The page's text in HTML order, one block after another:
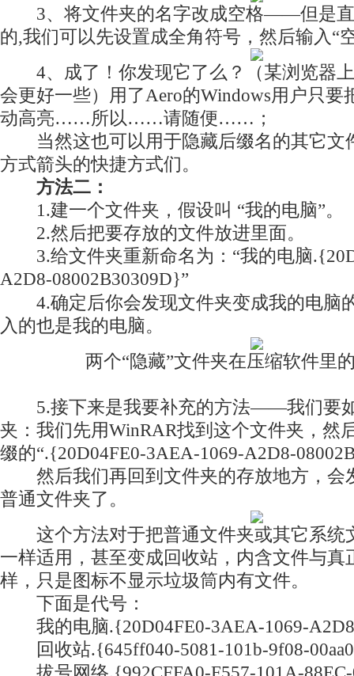
3、将文件夹的名字改成空格——但是直
的,我们可以先设置成全角符号，然后输入“
4、成了！你发现它了么？（某浏览器上
会更好一些）用了Aero的Windows用户只要
动高亮……所以……请随便……；
当然这也可以用于隐藏后缀名的其它文
方式箭头的快捷方式们。
方法二：
1.建一个文件夹，假设叫 “我的电脑”。
2.然后把要存放的文件放进里面。
3.给文件夹重新命名为：“我的电脑
A2D8-08002B30309D}”
4.确定后你会发现文件夹变成我的电脑
入的也是我的电脑。
两个“隐藏”文件夹在压缩软件里
5.接下来是我要补充的方法——我们要如
夹：我们先用WinRAR找到这个文件夹，然
缀的“.{20D04FE0-3AEA-1069-A2D8-
然后我们再回到文件夹的存放地方，会
普通文件夹了。
这个方法对于把普通文件夹或其它系统
一样适用，甚至变成回收站，内含文件与真
样，只是图标不显示垃圾筒内有文件。
下面是代号：
我的电脑.{20D04FE0-3AEA-1069-
回收站.{645ff040-5081-101b-9f08-